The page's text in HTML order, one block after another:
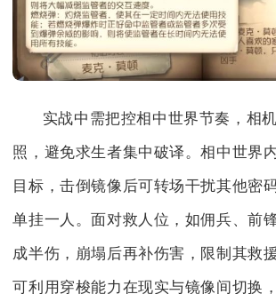
实战中需把控相中世界节奏，相
照，避免求生者集中破译。相中世界
目标，击倒镜像后可转场干扰其他密
单挂一人。面对救人位，如佣兵、前
成半伤，崩塌后再补伤害，限制其救
可利用穿梭能力在现实与镜像间切换